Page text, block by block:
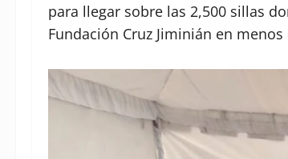
para llegar sobre las 2,500 sillas
Fundación Cruz Jiminián en